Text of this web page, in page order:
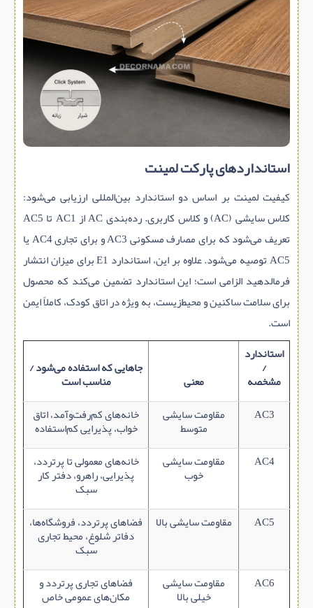
استانداردهای پارکت لمینت
کیفیت لمینت بر اساس دو استاندارد بین‌المللی ارزیابی می‌شود:
کلاس سایشی (AC) و کلاس کاربری. رده‌بندی AC از AC1 تا AC5
تعریف می‌شود که برای مصارف مسکونی AC3 و برای تجاری AC4 یا
AC5 توصیه می‌شود. علاوه بر این، استاندارد E1 برای میزان انتشار
فرمالدهید الزامی است؛ این استاندارد تضمین می‌کند که محصول
برای سلامت ساکنین و محیط‌زیست، به ویژه در اتاق کودک، کاملاً ایمن
است.
استاندارد
/
مشخصه معنی
جاهایی که استفاده می‌شود /
مناسب است
AC3
مقاومت سایشی
متوسط
خانه‌های کم‌رفت‌وآمد، اتاق
خواب، پذیرایی کم‌استفاده
AC4
مقاومت سایشی
خوب
خانه‌های معمولی تا پرتردد،
پذیرایی، راهرو، دفتر کار
سبک
AC5
مقاومت سایشی بالا فضاهای پرتردد، فروشگاه‌ها،
دفاتر شلوغ، محیط تجاری
سبک
AC6
مقاومت سایشی
خیلی بالا
فضاهای تجاری پرتردد و
مکان‌های عمومی خاص